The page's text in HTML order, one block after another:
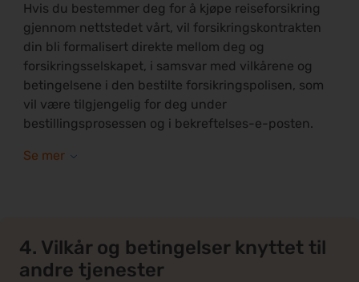
Hvis du bestemmer deg for å kjøpe reiseforsikring
gjennom nettstedet vårt, vil forsikringskontrakten
din bli formalisert direkte mellom deg og
forsikringsselskapet, i samsvar med vilkårene og
betingelsene i den bestilte forsikringspolisen, som
vil være tilgjengelig for deg under
bestillingsprosessen og i bekreftelses-e-posten.
4. Vilkår og betingelser knyttet til
andre tjenester